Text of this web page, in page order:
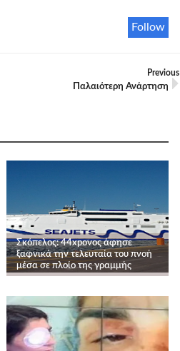
Follow
Previous
Παλαιότερη Ανάρτηση
Σκόπελος: 44xpονος άφησε
ξαφνικά την τελευταία του πνοή
μέσα σε πλοίο της γραμμής